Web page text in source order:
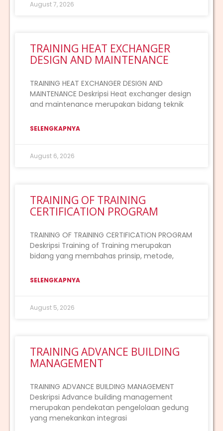
August 7, 2026
TRAINING HEAT EXCHANGER
DESIGN AND MAINTENANCE
TRAINING HEAT EXCHANGER DESIGN AND
MAINTENANCE Deskripsi Heat exchanger design
and maintenance merupakan bidang teknik
SELENGKAPNYA
August 6, 2026
TRAINING OF TRAINING
CERTIFICATION PROGRAM
TRAINING OF TRAINING CERTIFICATION PROGRAM
Deskripsi Training of Training merupakan
bidang yang membahas prinsip, metode,
SELENGKAPNYA
August 5, 2026
TRAINING ADVANCE BUILDING
MANAGEMENT
TRAINING ADVANCE BUILDING MANAGEMENT
Deskripsi Advance building management
merupakan pendekatan pengelolaan gedung
yang menekankan integrasi